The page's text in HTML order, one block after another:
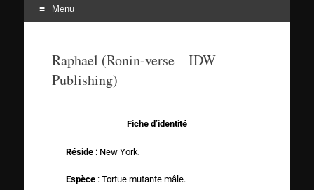
Menu
Raphael (Ronin-verse – IDW
Publishing)
Fiche d’identité
Réside : New York.
Espèce: Tortue mutante mâle.